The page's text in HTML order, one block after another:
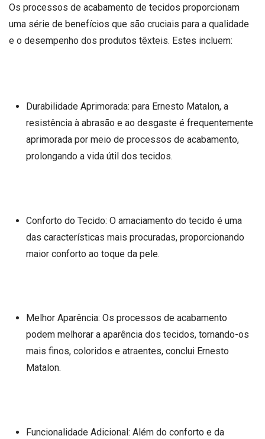
Os processos de acabamento de tecidos proporcionam
uma série de benefícios que são cruciais para a qualidade
e o desempenho dos produtos têxteis. Estes incluem:
Durabilidade Aprimorada: para Ernesto Matalon, a
resistência à abrasão e ao desgaste é frequentemente
aprimorada por meio de processos de acabamento,
prolongando a vida útil dos tecidos.
Conforto do Tecido: O amaciamento do tecido é uma
das características mais procuradas, proporcionando
maior conforto ao toque da pele.
Melhor Aparência: Os processos de acabamento
podem melhorar a aparência dos tecidos, tornando-os
mais finos, coloridos e atraentes, conclui Ernesto
Matalon.
Funcionalidade Adicional: Além do conforto e da